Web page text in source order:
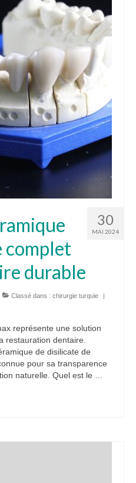
30
MAI 2024
complet
durable
Classé dans : chirurgie turquie
|
représente une solution
restauration dentaire.
de disilicate de
pour sa transparence
naturelle. Quel est le …